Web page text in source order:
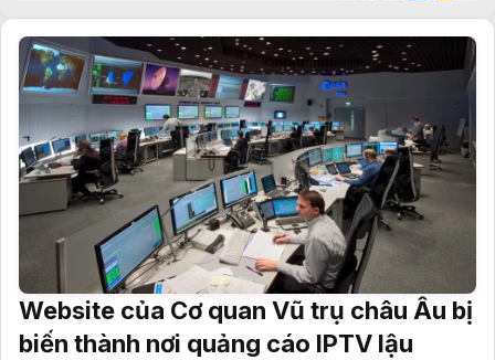
Website của Cơ quan Vũ trụ châu Âu bị
biến thành nơi quảng cáo IPTV lậu